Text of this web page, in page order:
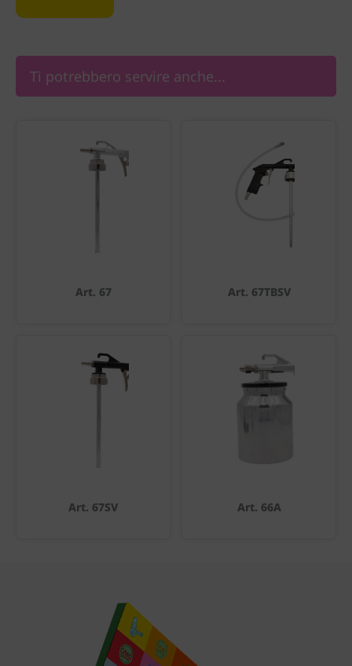
Ti potrebbero servire anche...
Art. 67 Art. 67TBSV
Art. 67SV Art. 66A